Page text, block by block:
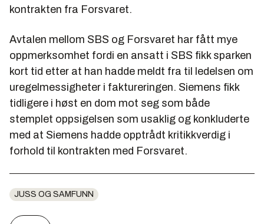
kontrakten fra Forsvaret.
Avtalen mellom SBS og Forsvaret har fått mye
oppmerksomhet fordi en ansatt i SBS fikk sparken
kort tid etter at han hadde meldt fra til ledelsen om
uregelmessigheter i faktureringen. Siemens fikk
tidligere i høst en dom mot seg som både
stemplet oppsigelsen som usaklig og konkluderte
med at Siemens hadde opptrådt kritikkverdig i
forhold til kontrakten med Forsvaret.
JUSS OG SAMFUNN